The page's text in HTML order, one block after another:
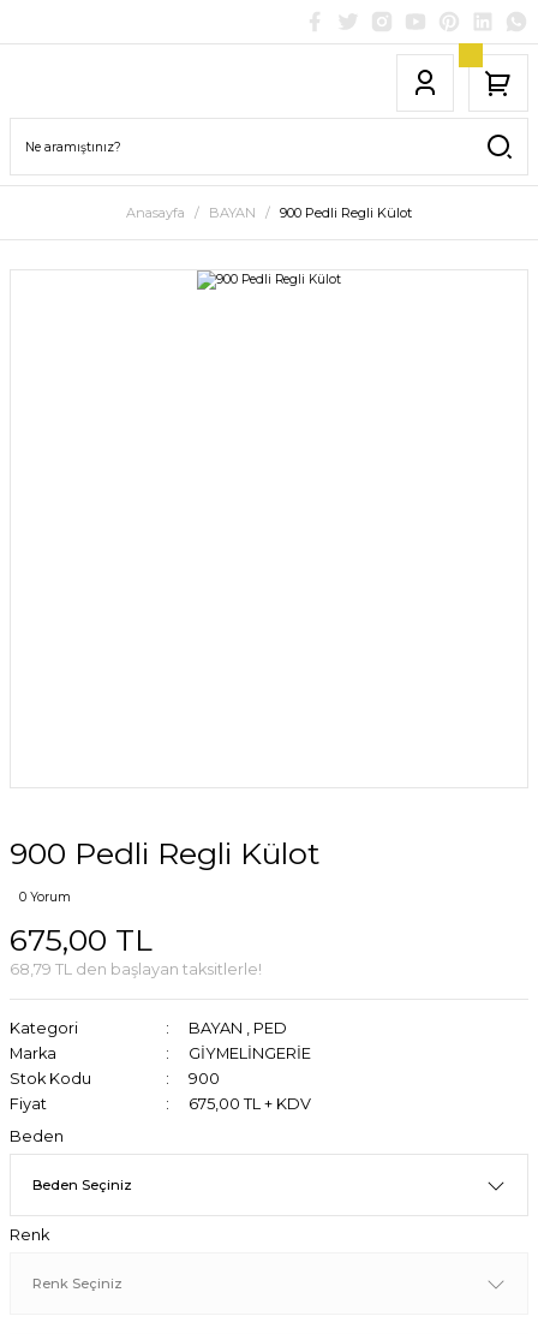
Anasayfa BAYAN 900 Pedli Regli Külot
900 Pedli Regli Külot
0 Yorum
675,00 TL
68,79 TL den başlayan taksitlerle!
Kategori BAYAN , PED
Marka
GİYMELİNGERİE
Stok Kodu
900
Fiyat
675,00 TL + KDV
Beden
Renk